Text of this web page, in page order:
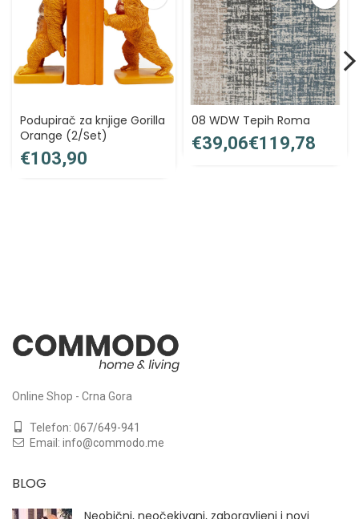
Podupirač za knjige Gorilla
Orange (2/Set)
€
08 WDW Tepih Roma
€ €
Online Shop - Crna Gora
Telefon: 067/649-941
Email: info@commodo.me
BLOG
Neobični, neočekivani, zaboravljeni i novi